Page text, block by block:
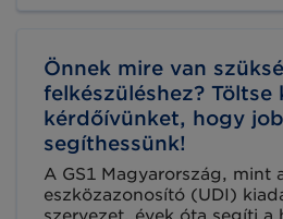
Önnek mire van
felkészüléshez? Töltse
kérdőívünket, hogy
segíthessünk!
A GS1 Magyarország, mint
eszközazonosító (UDI)